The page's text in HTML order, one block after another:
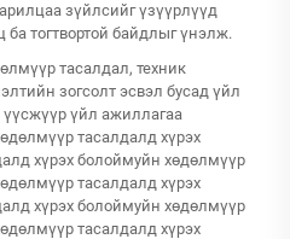
зүйлсийг үзүүрлүүд
тогтвортой байдлыг үнэлж.
тасалдал, техник
зогсолт эсвэл бусад үйл
үйл ажиллагаа
тасалдалд хүрэх
хүрэх болоймуйн хөдөлмүүр
тасалдалд хүрэх
хүрэх болоймуйн хөдөлмүүр
тасалдалд хүрэх